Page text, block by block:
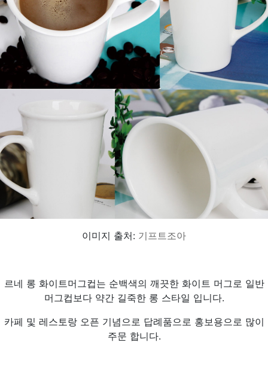
이미지 출처: 기프트조아
르네 롱 화이트머그컵는 순백색의 깨끗한 화이트 머그로 일반
머그컵보다 약간 길죽한 롱 스타일 입니다.
카페 및 레스토랑 오픈 기념으로 답례품으로 홍보용으로 많이
주문 합니다.